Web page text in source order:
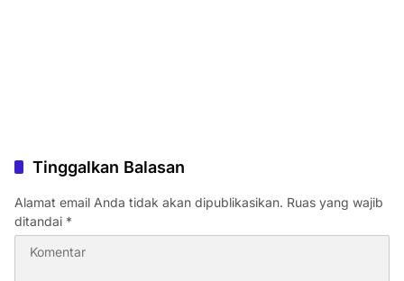
Tinggalkan Balasan
Alamat email Anda tidak akan dipublikasikan. Ruas yang wajib
ditandai *